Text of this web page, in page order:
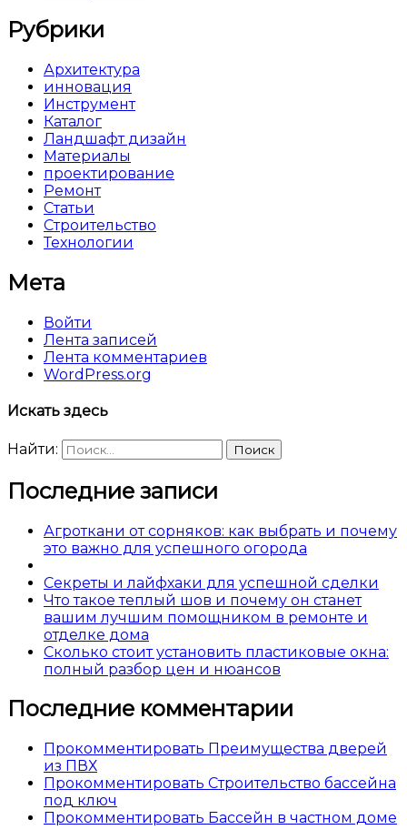
Рубрики
Архитектура
инновация
Инструмент
Каталог
Ландшафт дизайн
Материалы
проектирование
Ремонт
Статьи
Строительство
Технологии
Мета
Войти
Лента записей
Лента комментариев
WordPress.org
Искать здесь
Найти:
Последние записи
Агроткани от сорняков: как выбрать и почему
это важно для успешного огорода
Секреты и лайфхаки для успешной сделки
Что такое теплый шов и почему он станет
вашим лучшим помощником в ремонте и
отделке дома
Сколько стоит установить пластиковые окна:
полный разбор цен и нюансов
Последние комментарии
Прокомментировать Преимущества дверей
из ПВХ
Прокомментировать Строительство бассейна
под ключ
Прокомментировать Бассейн в частном доме